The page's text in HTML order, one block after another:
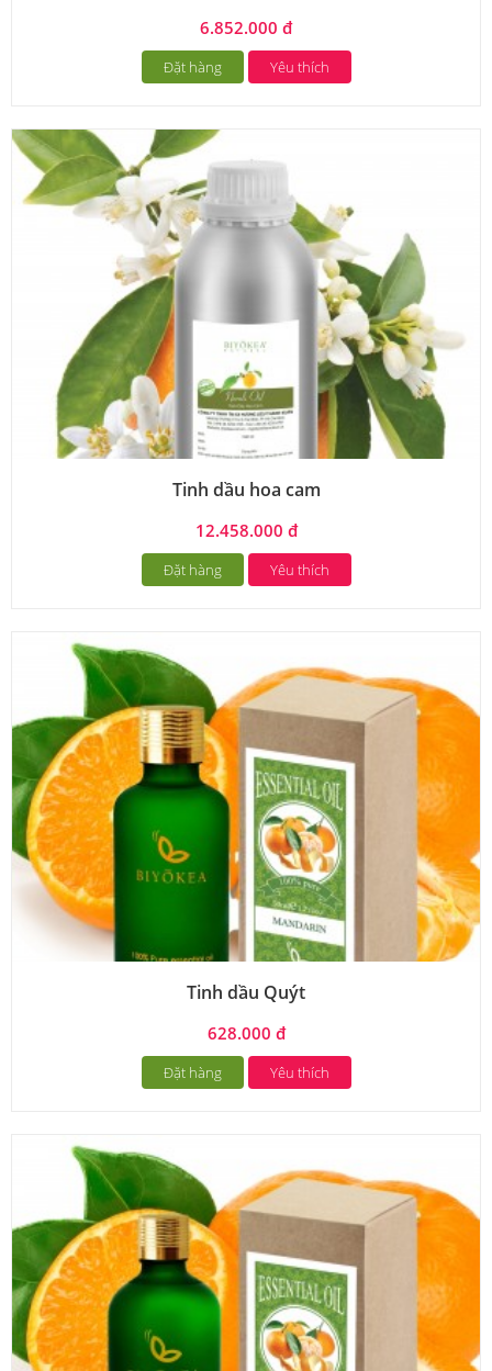
6.852.000 đ
Đặt hàng Yêu thích
Tinh dầu hoa cam
12.458.000 đ
Đặt hàng Yêu thích
Tinh dầu Quýt
628.000 đ
Đặt hàng Yêu thích